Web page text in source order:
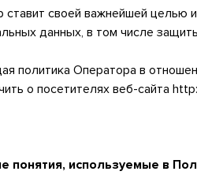
ставит своей важнейшей
данных, в том числе
политика Оператора в
о посетителях веб-сайта
понятия, используемые в